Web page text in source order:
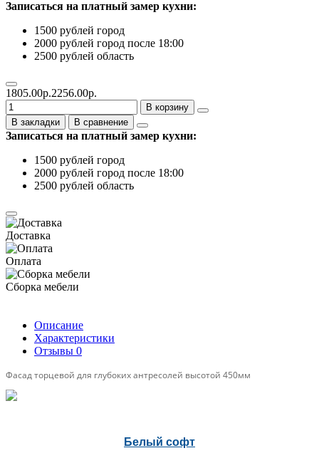
Записаться на платный замер кухни:
1500 рублей город
2000 рублей город после 18:00
2500 рублей область
1805.00р.2256.00р.
В корзину
В закладки
В сравнение
Записаться на платный замер кухни:
1500 рублей город
2000 рублей город после 18:00
2500 рублей область
Доставка
Оплата
Сборка мебели
Описание
Характеристики
Отзывы 0
Фасад торцевой для глубоких антресолей высотой 450мм
Белый софт